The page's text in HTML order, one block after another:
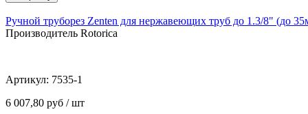
Ручной труборез Zenten для нержавеющих труб до 1.3/8" (до
Производитель Rotorica
Артикул: 7535-1
6 007,80 руб / шт